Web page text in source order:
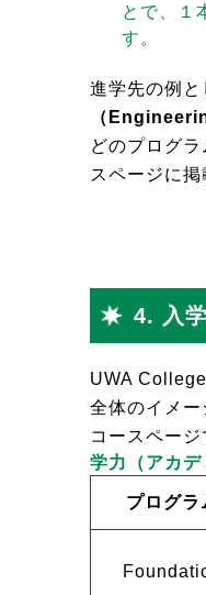
とで、１
す。
進学先の例と
（
どのプログ
スページに掲
4. 入
UWA
全体のイメ
コースページ
学力（アカデ
プログラ